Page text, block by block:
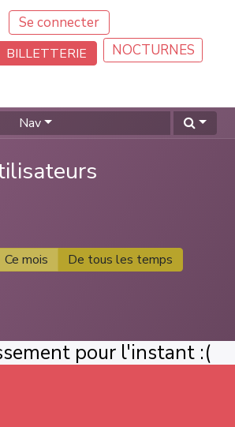
Se connecter
BILLETTERIE NOCTURNES
Nav
Ce mois De tous les temps
pour l'instant :(